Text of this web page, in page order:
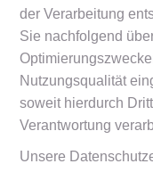
der Verarbeitung
Sie nachfolgend
Nutzungsqualität
soweit hierdurch
Verantwortung
Unsere